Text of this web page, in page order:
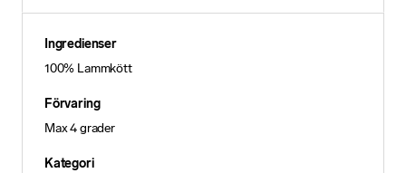
Ingredienser
100% Lammkött
Förvaring
Max 4 grader
Kategori